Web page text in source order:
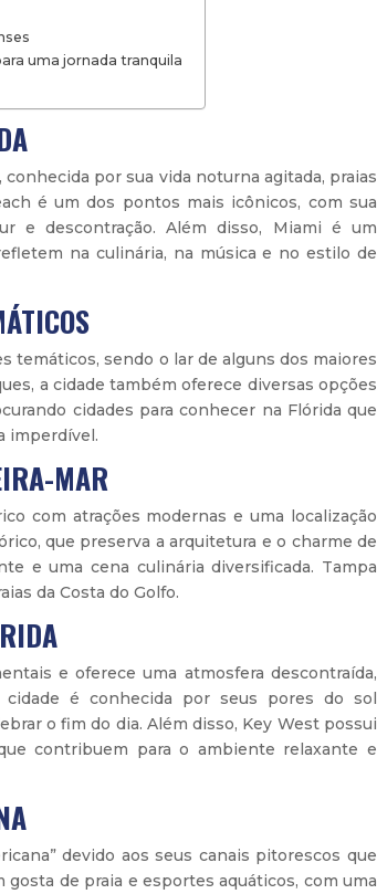
uma jornada tranquila
por sua vida noturna agitada, praias
é um dos pontos mais icônicos, com sua
e descontração. Além disso, Miami é um
na culinária, na música e no estilo de
temáticos, sendo o lar de alguns dos maiores
a cidade também oferece diversas opções
cidades para conhecer na Flórida que
imperdível.
MAR
com atrações modernas e uma localização
que preserva a arquitetura e o charme de
e uma cena culinária diversificada. Tampa
da Costa do Golfo.
e oferece uma atmosfera descontraída,
é conhecida por seus pores do sol
o fim do dia. Além disso, Key West possui
contribuem para o ambiente relaxante e
devido aos seus canais pitorescos que
de praia e esportes aquáticos, com uma